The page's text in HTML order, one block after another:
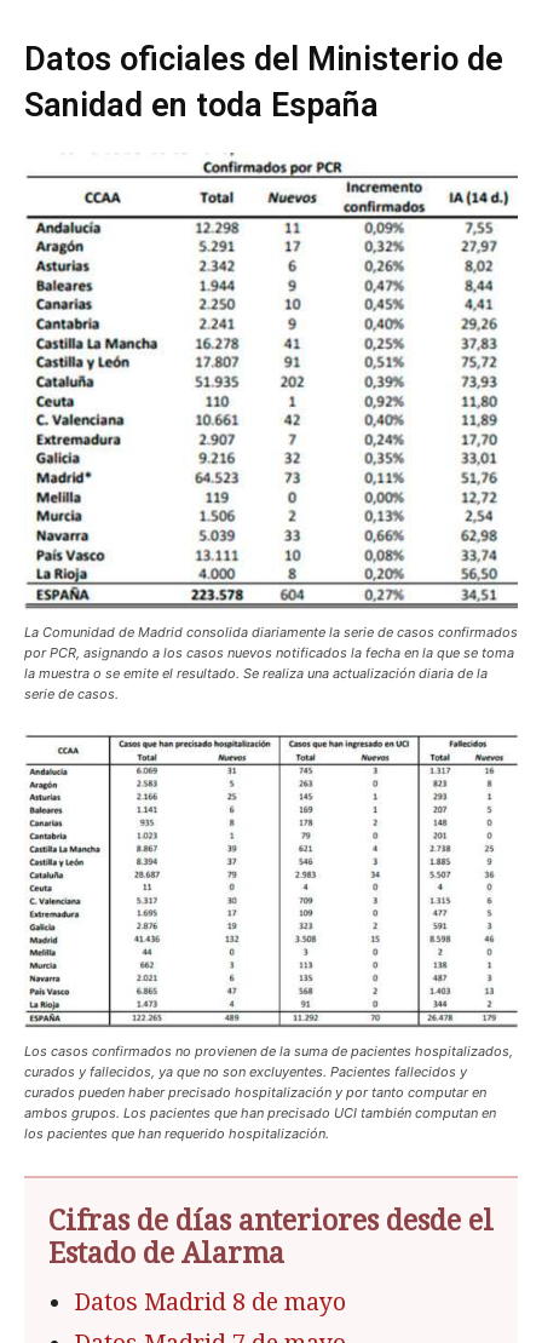
Datos oficiales del Ministerio de
Sanidad en toda España
La Comunidad de Madrid consolida diariamente la serie de casos confirmados
por PCR, asignando a los casos nuevos notificados la fecha en la que se toma
la muestra o se emite el resultado. Se realiza una actualización diaria de la
serie de casos.
Los casos confirmados no provienen de la suma de pacientes hospitalizados,
curados y fallecidos, ya que no son excluyentes. Pacientes fallecidos y
curados pueden haber precisado hospitalización y por tanto computar en
ambos grupos. Los pacientes que han precisado UCI también computan en
los pacientes que han requerido hospitalización.
Cifras de días anteriores desde el
Estado de Alarma
Datos Madrid 8 de mayo